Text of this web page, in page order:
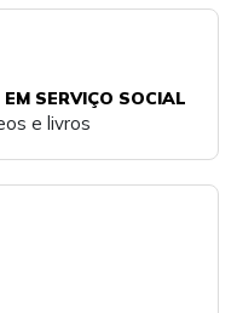
SERVIÇO SOCIAL
e livros